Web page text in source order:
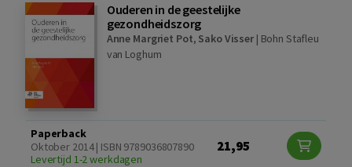
Ouderen in de geestelijke
gezondheidszorg
Anne Margriet Pot, Sako Visser| Bohn Stafleu
van Loghum
Paperback
Oktober 2014 | ISBN 9789036807890
Levertijd 1-2 werkdagen
21,95